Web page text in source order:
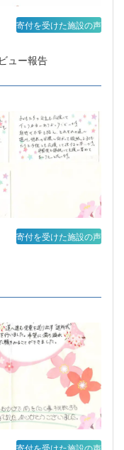
ュー報告
寄付を受けた施設の声
寄付を受けた施設の声